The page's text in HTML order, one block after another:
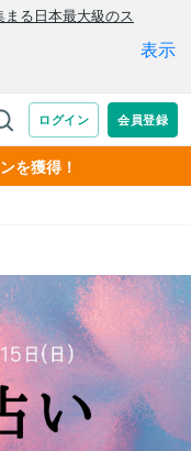
を獲得！